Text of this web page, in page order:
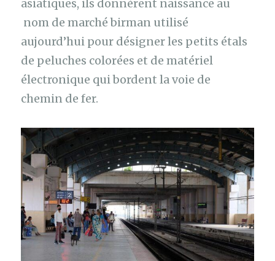
asiatiques, ils donnèrent naissance au
nom de marché birman utilisé
aujourd’hui pour désigner les petits étals
de peluches colorées et de matériel
électronique qui bordent la voie de
chemin de fer.